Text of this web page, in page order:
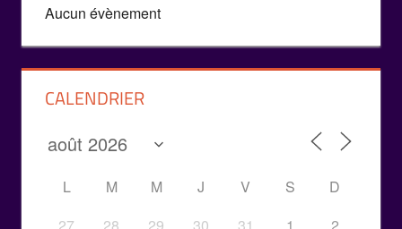
Aucun évènement
CALENDRIER
L M M J V S
D